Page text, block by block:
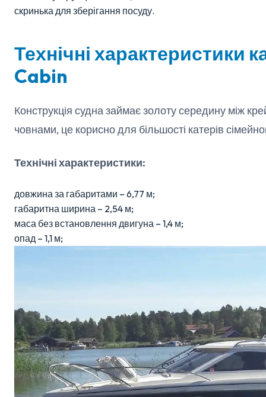
скринька для зберігання посуду.
Технічні характеристики
Cabin
Конструкція судна займає золоту середину між
човнами, це корисно для більшості катерів
Технічні характеристики:
довжина за габаритами – 6,77 м;
габаритна ширина – 2,54 м;
маса без встановлення двигуна – 1,4 м;
опад – 1,1 м;